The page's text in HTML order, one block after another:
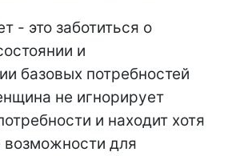
- это заботиться о
и
базовых потребностей
не игнорирует
и находит хотя
для